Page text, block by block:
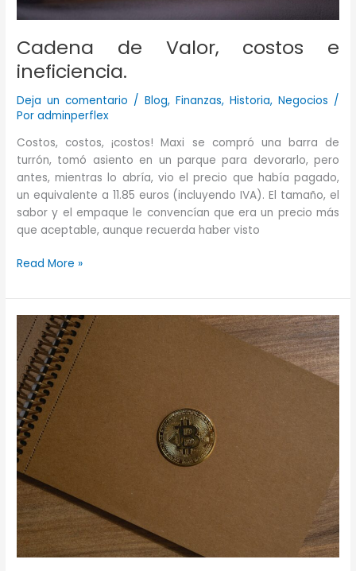
Cadena de Valor, costos e
ineficiencia.
Deja un comentario /Blog,Finanzas,Historia,Negocios /
Poradminperflex
Costos, costos, ¡costos! Maxi se compró una barra de
turrón, tomó asiento en un parque para devorarlo, pero
antes, mientras lo abría, vio el precio que había pagado,
un equivalente a 11.85 euros (incluyendo IVA). El tamaño, el
sabor y el empaque le convencían que era un precio más
que aceptable, aunque recuerda haber visto
Cadena
Valor,
costos
ineficiencia.
Read More »